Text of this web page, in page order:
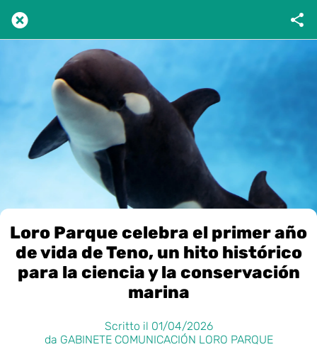
Loro Parque celebra el primer año
de vida de Teno, un hito histórico
para la ciencia y la conservación
marina
Scritto il 01/04/2026
da GABINETE COMUNICACIÓN LORO PARQUE